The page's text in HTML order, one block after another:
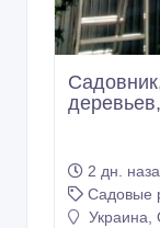
2 дн.
Садовые
Украина,